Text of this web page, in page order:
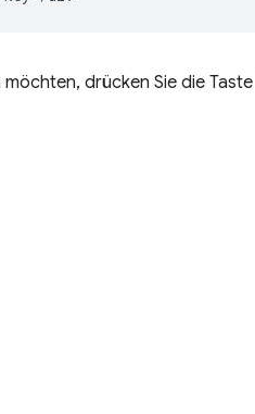
drücken Sie die Taste